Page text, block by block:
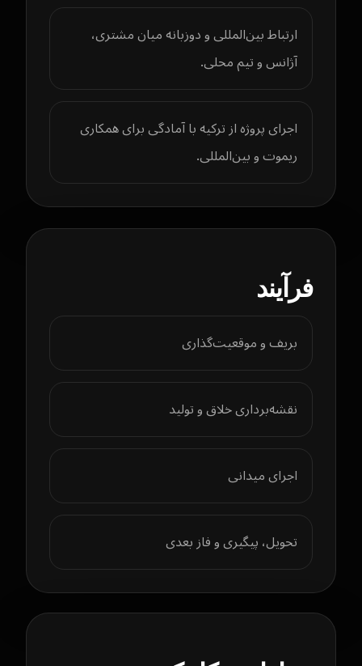
ارتباط بین‌المللی و دو‌زبانه میان مشتری،
آژانس و تیم محلی.
اجرای پروژه از ترکیه با آمادگی برای همکاری
ریموت و بین‌المللی.
فرآیند
بریف و موقعیت‌گذاری
نقشه‌برداری خلاق و تولید
اجرای میدانی
تحویل، پیگیری و فاز بعدی